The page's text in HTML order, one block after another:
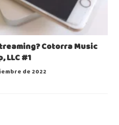
Cotorra Music
LLC #1
de 2022